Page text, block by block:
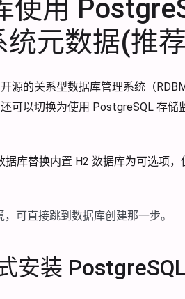
使用
统元数据(推
源的关系型数据库管理系统（
可以切换为使用 PostgreSQL 存
库替换内置 H2 数据库为可选项
可直接跳到数据库创建那一步。
安装